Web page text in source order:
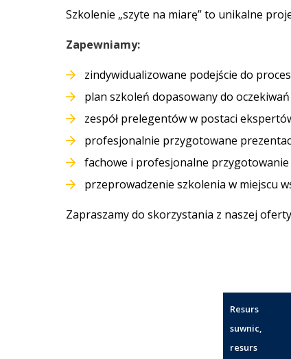
Szkolenie „szyte na miarę” to unikalne
Zapewniamy:
zindywidualizowane podejście do
plan szkoleń dopasowany do
zespół prelegentów w postaci
profesjonalnie przygotowane
fachowe i profesjonalne
przeprowadzenie szkolenia w miejscu
Zapraszamy do skorzystania z naszej
Resurs
suwnic,
resurs